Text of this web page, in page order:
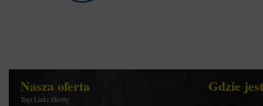
Nasza oferta
Tagi Linki Skróty
Gdzie